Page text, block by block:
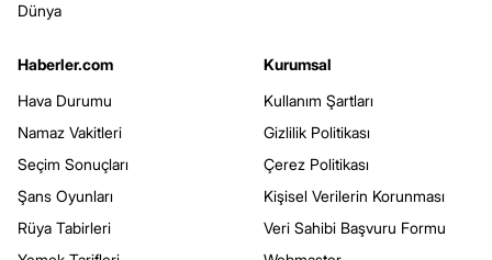
Dünya
Haberler.com
Hava Durumu
Namaz Vakitleri
Seçim Sonuçları
Şans Oyunları
Rüya Tabirleri
Kurumsal
Kullanım Şartları
Gizlilik Politikası
Çerez Politikası
Kişisel Verilerin Korunması
Veri Sahibi Başvuru Formu